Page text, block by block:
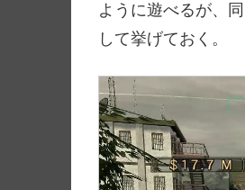
ように遊べるが、
して挙げておく。